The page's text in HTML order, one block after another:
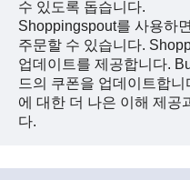
수 있도록 돕습니다.
Shoppingspout를 사용하
주문할 수 있습니다.
업데이트를 제공합니다.
드의 쿠폰을 업데이트합
에 대한 더 나은 이해 제공
다.